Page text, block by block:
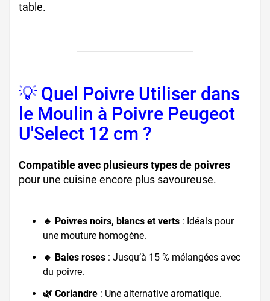
table.
💡 Quel Poivre Utiliser dans
le Moulin à Poivre Peugeot
U'Select 12 cm ?
Compatible avec plusieurs types de poivres
pour une cuisine encore plus savoureuse.
🔹 Poivres noirs, blancs et verts : Idéals pour
une mouture homogène.
🔸 Baies roses : Jusqu’à 15 % mélangées avec
du poivre.
🌿 Coriandre : Une alternative aromatique.